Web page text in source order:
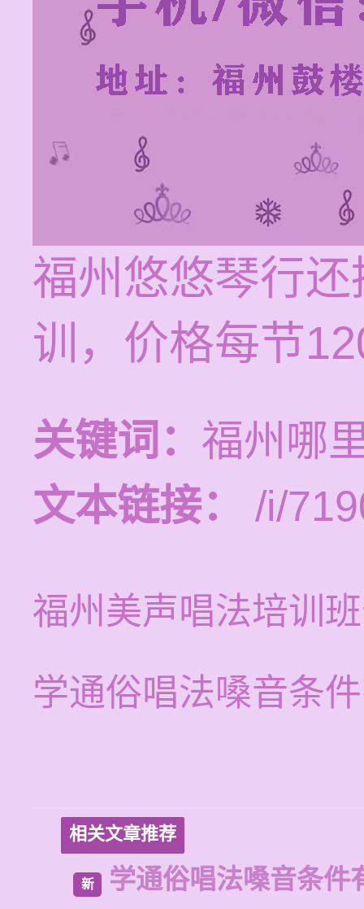
福州悠悠琴行
训，价格每节
关键词： 福州哪
文本链接：
/i/
福州美声唱法培训
学通俗唱法嗓音条
相关文章推荐
新 学通俗唱法嗓音条件